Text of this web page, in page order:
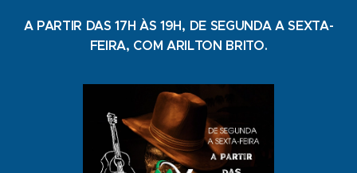
A PARTIR DAS 17H ÀS 19H, DE SEGUNDA A SEXTA-
FEIRA, COM ARILTON BRITO.